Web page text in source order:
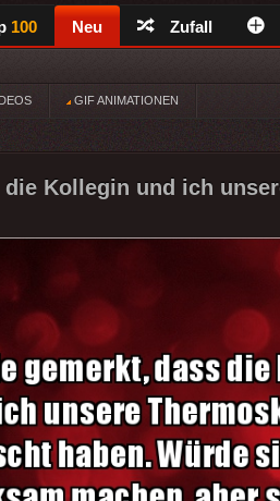
100 Neu Zufall
GIF ANIMATIONEN
Kollegin und ich